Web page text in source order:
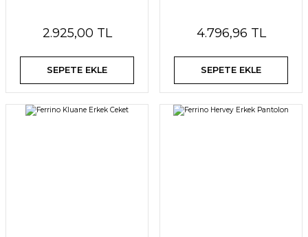
2.925,00 TL
SEPETE EKLE
4.796,96 TL
SEPETE EKLE